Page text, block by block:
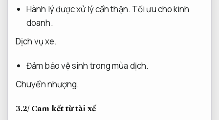
Hành lý được xử lý cẩn thận. Tối ưu cho kinh
doanh.
Dịch vụ xe.
Đảm bảo vệ sinh trong mùa dịch.
Chuyển nhượng.
3.2/ Cam kết từ tài xế